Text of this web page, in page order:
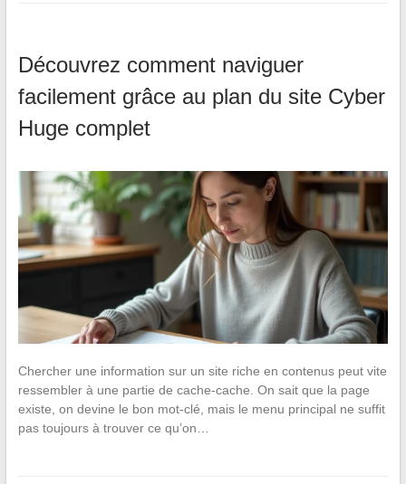
Découvrez comment naviguer
facilement grâce au plan du site Cyber
Huge complet
Chercher une information sur un site riche en contenus peut vite
ressembler à une partie de cache-cache. On sait que la page
existe, on devine le bon mot-clé, mais le menu principal ne suffit
pas toujours à trouver ce qu’on…